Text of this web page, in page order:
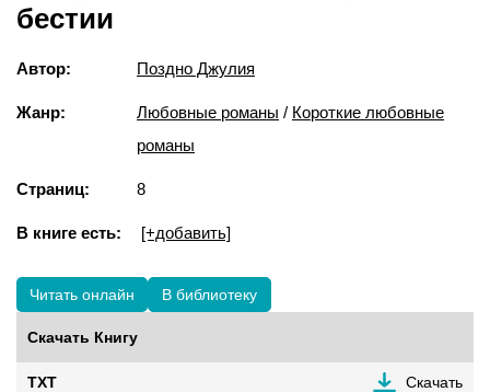
бестии
Автор: Поздно Джулия
Жанр: Любовные романы / Короткие любовные
романы
Страниц: 8
В книге есть: [+добавить]
Читать онлайн В библиотеку
Скачать Книгу
TXT Скачать